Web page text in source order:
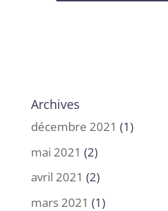
Archives
décembre 2021 (1)
mai 2021 (2)
avril 2021 (2)
mars 2021 (1)